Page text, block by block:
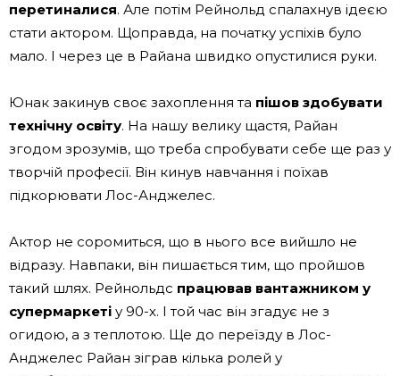
перетиналися. Але потім Рейнольд спалахнув ідеєю
стати актором. Щоправда, на початку успіхів було
мало. І через це в Райана швидко опустилися руки.
Юнак закинув своє захоплення та пішов здобувати
технічну освіту. На нашу велику щастя, Райан
згодом зрозумів, що треба спробувати себе ще раз у
творчій професії. Він кинув навчання і поїхав
підкорювати Лос-Анджелес.
Актор не соромиться, що в нього все вийшло не
відразу. Навпаки, він пишається тим, що пройшов
такий шлях. Рейнольдс працював вантажником у
супермаркеті у 90-х. І той час він згадує не з
огидою, а з теплотою. Ще до переїзду в Лос-
Анджелес Райан зіграв кілька ролей у